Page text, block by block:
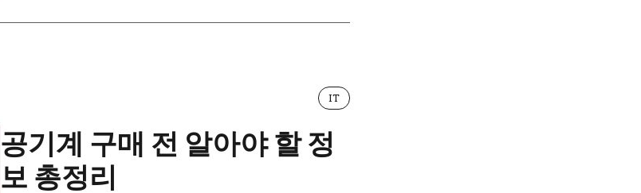
IT
공기계 구매 전 알아야 할 정
보 총정리